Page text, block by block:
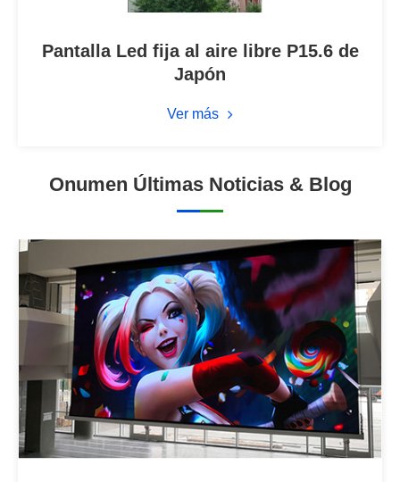
Pantalla Led fija al aire libre P15.6 de
Japón
Ver más
Onumen Últimas Noticias & Blog